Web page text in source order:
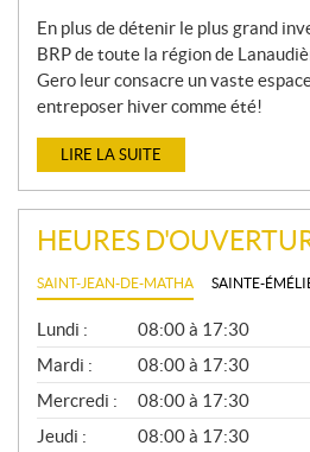
En plus de détenir le plus grand
BRP de toute la région de
Gero leur consacre un vaste
entreposer hiver comme été!
LIRE LA SUITE
HEURES
SAINT-JEAN-DE-MATHA SAINTE-
G
É
N
É
R
A
L
Lundi :
08:00 à 17:30
Mardi :
08:00 à 17:30
Mercredi :
08:00 à 17:30
Jeudi :
08:00 à 17:30